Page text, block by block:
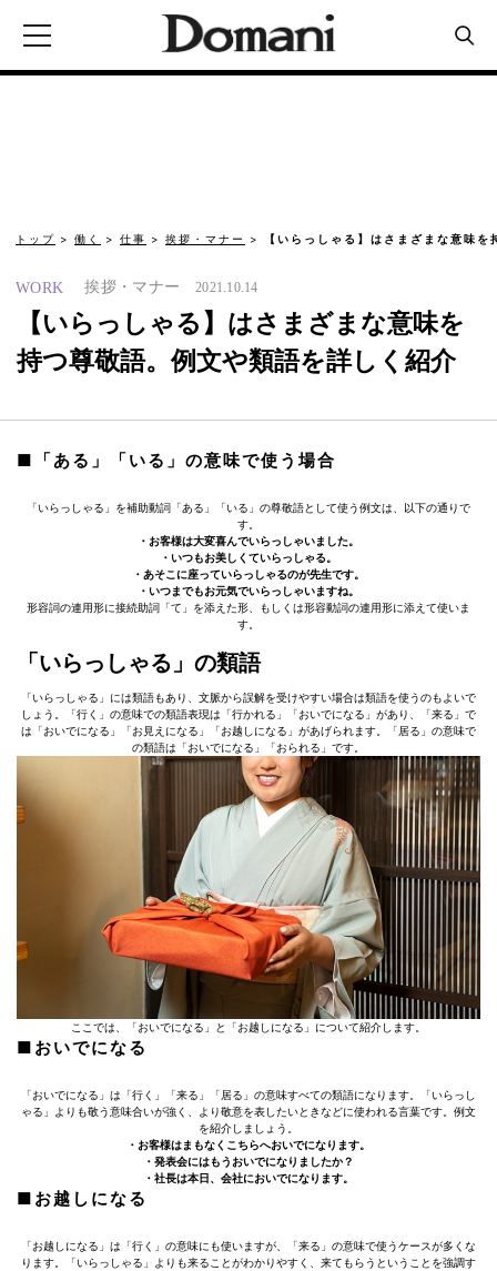
トップ 働く 仕事 挨拶・マナー 【いらっしゃる】はさまざまな意味
WORK 挨拶・マナー 2021.10.14
【いらっしゃる】はさまざまな意味を
持つ尊敬語。例文や類語を詳しく紹介
■「ある」「いる」の意味で使う場合
「いらっしゃる」を補助動詞「ある」「いる」の尊敬語として使う例文は、以下の通りで
す。
・お客様は大変喜んでいらっしゃいました。
・いつもお美しくていらっしゃる。
・あそこに座っていらっしゃるのが先生です。
・いつまでもお元気でいらっしゃいますね。
形容詞の連用形に接続助詞「て」を添えた形、もしくは形容動詞の連用形に添えて使いま
す。
「いらっしゃる」の類語
「いらっしゃる」には類語もあり、文脈から誤解を受けやすい場合は類語を使うのもよいで
しょう。「行く」の意味での類語表現は「行かれる」「おいでになる」があり、「来る」で
は「おいでになる」「お見えになる」「お越しになる」があげられます。「居る」の意味で
の類語は「おいでになる」「おられる」です。
ここでは、「おいでになる」と「お越しになる」について紹介します。
■おいでになる
「おいでになる」は「行く」「来る」「居る」の意味すべての類語になります。「いらっし
ゃる」よりも敬う意味合いが強く、より敬意を表したいときなどに使われる言葉です。例文
を紹介しましょう。
・お客様はまもなくこちらへおいでになります。
・発表会にはもうおいでになりましたか？
・社長は本日、会社においでになります。
■お越しになる
「お越しになる」は「行く」の意味にも使いますが、「来る」の意味で使うケースが多くな
ります。「いらっしゃる」よりも来ることがわかりやすく、来てもらうということを強調す